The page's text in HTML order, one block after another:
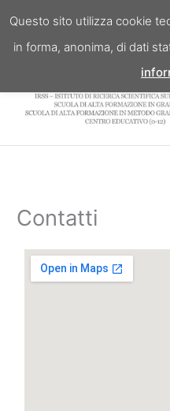
contenuto
Contatti
Questo sito utilizza cookie
in forma, anonima, di dati